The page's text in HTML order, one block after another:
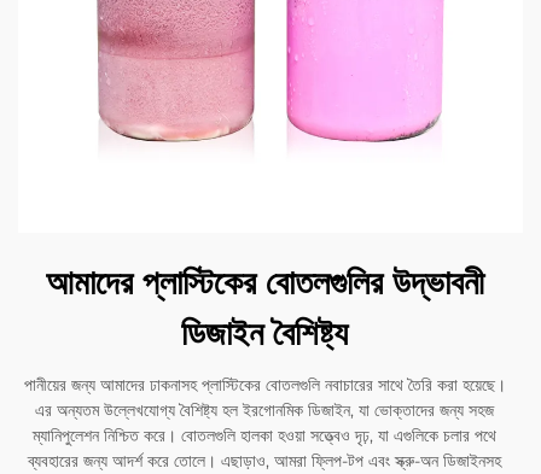
আমাদের প্লাস্টিকের বোতলগুলির উদ্ভাবনী
ডিজাইন বৈশিষ্ট্য
পানীয়ের জন্য আমাদের ঢাকনাসহ প্লাস্টিকের বোতলগুলি নবাচারের সাথে তৈরি করা হয়েছে।
এর অন্যতম উল্লেখযোগ্য বৈশিষ্ট্য হল ইরগোনমিক ডিজাইন, যা ভোক্তাদের জন্য সহজ
ম্যানিপুলেশন নিশ্চিত করে। বোতলগুলি হালকা হওয়া সত্ত্বেও দৃঢ়, যা এগুলিকে চলার পথে
ব্যবহারের জন্য আদর্শ করে তোলে। এছাড়াও, আমরা ফ্লিপ-টপ এবং স্ক্রু-অন ডিজাইনসহ